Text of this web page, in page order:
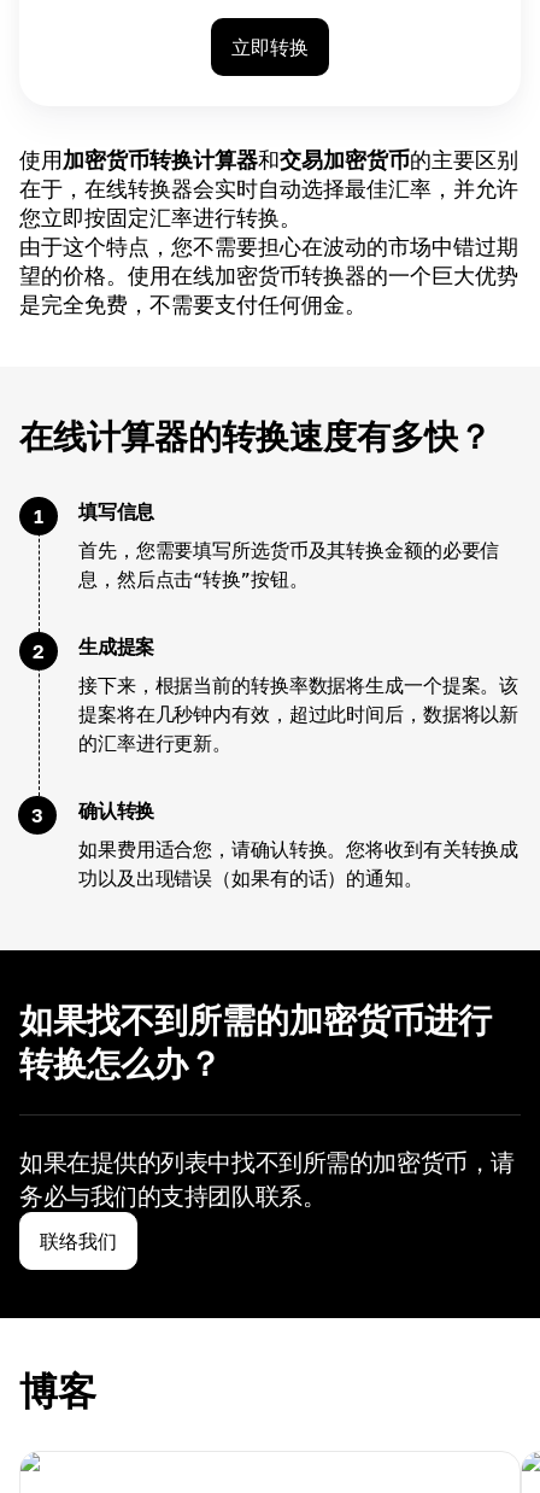
立即转换
使用加密货币转换计算器和交易加密货币的主要区别
在于，在线转换器会实时自动选择最佳汇率，并允许
您立即按固定汇率进行转换。
由于这个特点，您不需要担心在波动的市场中错过期
望的价格。使用在线加密货币转换器的一个巨大优势
是完全免费，不需要支付任何佣金。
在线计算器的转换速度有多快？
1
填写信息
首先，您需要填写所选货币及其转换金额的必要信
息，然后点击“转换”按钮。
2
生成提案
接下来，根据当前的转换率数据将生成一个提案。该
提案将在几秒钟内有效，超过此时间后，数据将以新
的汇率进行更新。
3
确认转换
如果费用适合您，请确认转换。您将收到有关转换成
功以及出现错误（如果有的话）的通知。
如果找不到所需的加密货币进行
转换怎么办？
如果在提供的列表中找不到所需的加密货币，请
务必与我们的支持团队联系。
联络我们
博客